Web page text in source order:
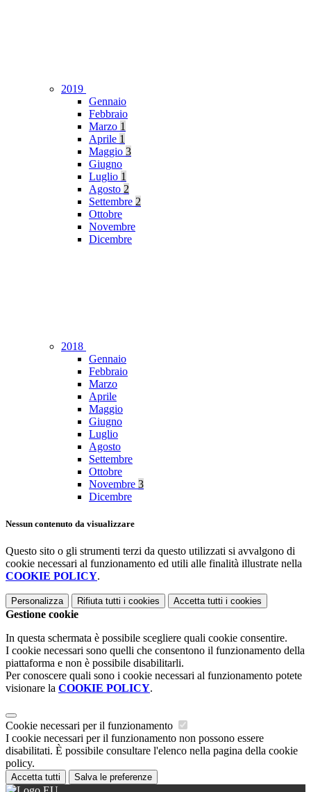
2019
Gennaio
Febbraio
Marzo 1
Aprile 1
Maggio 3
Giugno
Luglio 1
Agosto 2
Settembre 2
Ottobre
Novembre
Dicembre
2018
Gennaio
Febbraio
Marzo
Aprile
Maggio
Giugno
Luglio
Agosto
Settembre
Ottobre
Novembre 3
Dicembre
Nessun contenuto da visualizzare
Questo sito o gli strumenti terzi da questo utilizzati si avvalgono di
cookie necessari al funzionamento ed utili alle finalità illustrate nella
COOKIE POLICY.
Personalizza Rifiuta tutti i cookies Accetta tutti i cookies
Gestione cookie
In questa schermata è possibile scegliere quali cookie consentire.
I cookie necessari sono quelli che consentono il funzionamento della
piattaforma e non è possibile disabilitarli.
Per conoscere quali sono i cookie necessari al funzionamento potete
visionare la COOKIE POLICY.
Cookie necessari per il funzionamento
I cookie necessari per il funzionamento non possono essere
disabilitati. È possibile consultare l'elenco nella pagina della cookie
policy.
Accetta tutti Salva le preferenze